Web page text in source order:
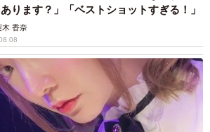
ります？」「ベストショットすぎる！」
木 香奈